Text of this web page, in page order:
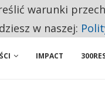
SĄ DWA PODMIOTY Z
IMPACT
warunki
w naszej: